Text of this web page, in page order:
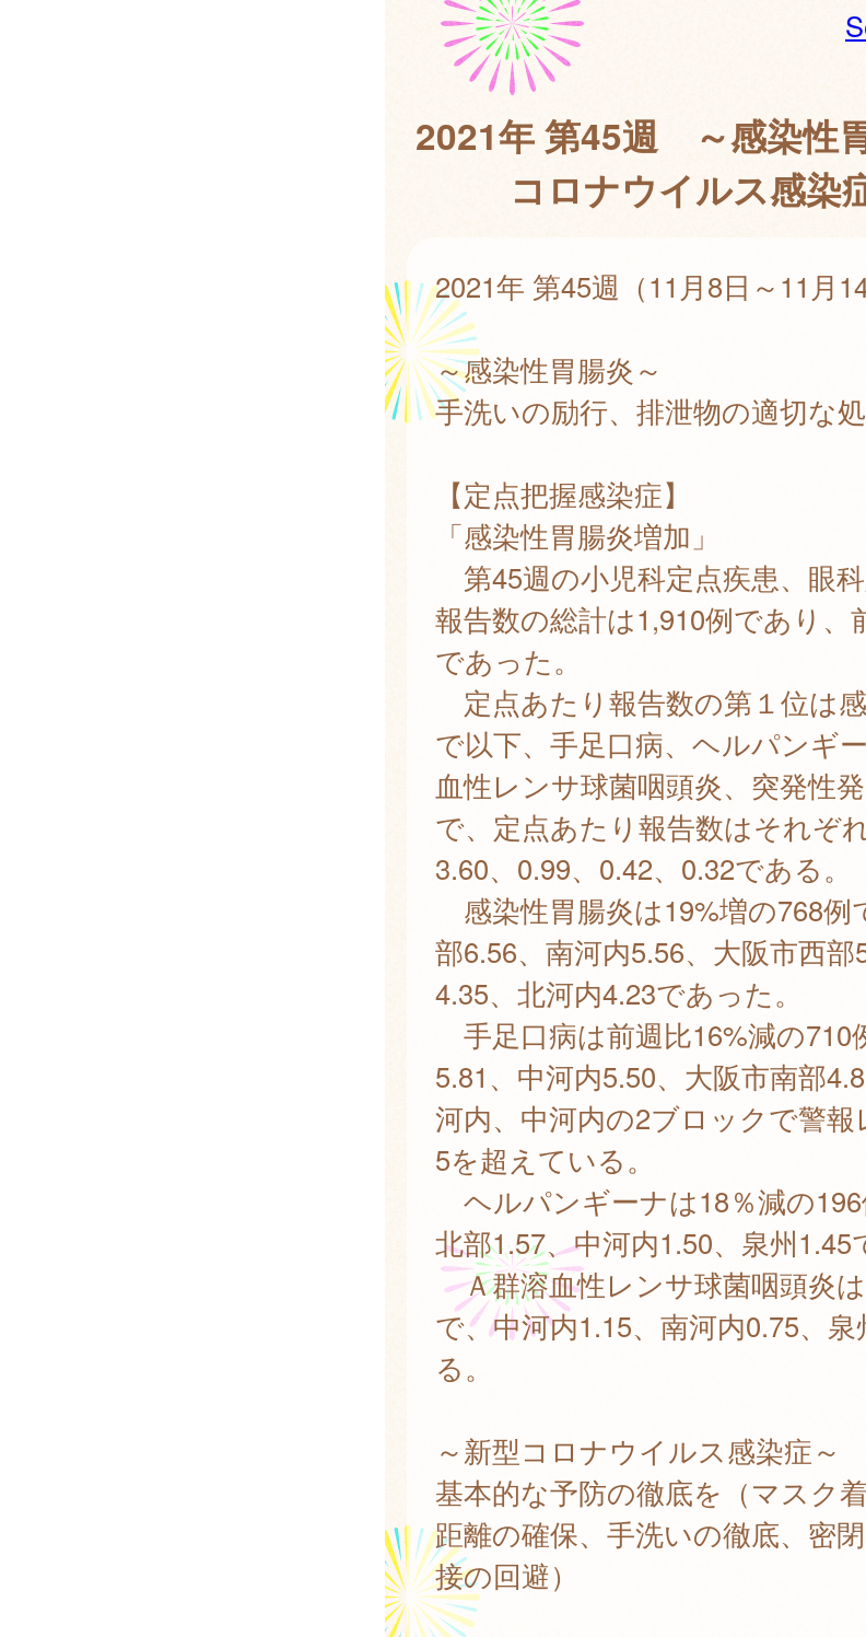
2021年 第45週 ～感染性
コロナウイルス感染
2021年 第45週（11月8日～11月14
～感染性胃腸炎～
手洗いの励行、排泄物の適切な
【定点把握感染症】
「感染性胃腸炎増加」
第45週の小児科定点疾患、眼
報告数の総計は1,910例であり、
であった。
定点あたり報告数の第１位は
で以下、手足口病、ヘルパンギ
血性レンサ球菌咽頭炎、突発性
で、定点あたり報告数はそれぞれ
3.60、0.99、0.42、0.32である。
感染性胃腸炎は19%増の768例
部6.56、南河内5.56、大阪市西部
4.35、北河内4.23であった。
手足口病は前週比16%減の710
5.81、中河内5.50、大阪市南部
河内、中河内の2ブロックで警報
5を超えている。
ヘルパンギーナは18％減の
北部1.57、中河内1.50、泉州1.45
Ａ群溶血性レンサ球菌咽頭炎
で、中河内1.15、南河内0.75、泉
る。
～新型コロナウイルス感染症～
基本的な予防の徹底を（マスク
距離の確保、手洗いの徹底、密
接の回避）